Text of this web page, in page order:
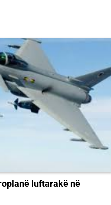
luftarakë në